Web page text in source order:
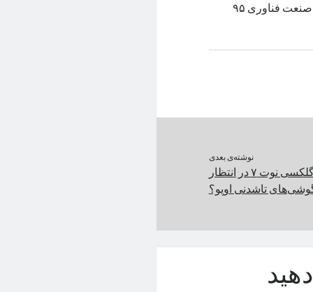
چین همچنان به‌عنوان مرکز تولیدی اپل شناخته می‌شود و غول آمریکایی صنعت فناوری ۹۵
نوشته‌ی بعدی
سرنوشت شوم گلکسی نوت ۷ در انتظار
تاشدنی اوپو؟